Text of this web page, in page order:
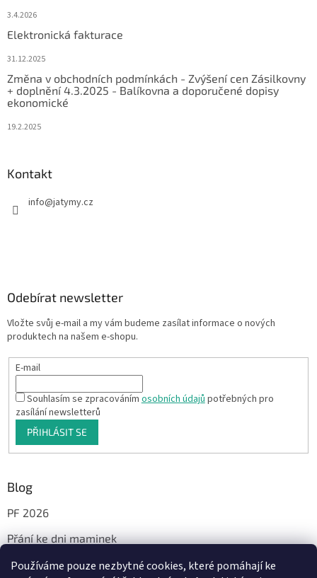
Používáme pouze nezbytné cookies, které pomáhají ke
3.4.2026
Elektronická fakturace
31.12.2025
Změna v obchodních podmínkách - Zvýšení cen Zásilkovny
+ doplnění 4.3.2025 - Balíkovna a doporučené dopisy
ekonomické
19.2.2025
Kontakt
info@jatymy.cz
Odebírat newsletter
Vložte svůj e-mail a my vám budeme zasílat informace o nových
produktech na našem e-shopu.
E-mail
Souhlasím se zpracovánímosobních údajůpotřebných pro
zasílání newsletterů
PŘIHLÁSIT SE
Blog
PF 2026
Přání ke dni maminek